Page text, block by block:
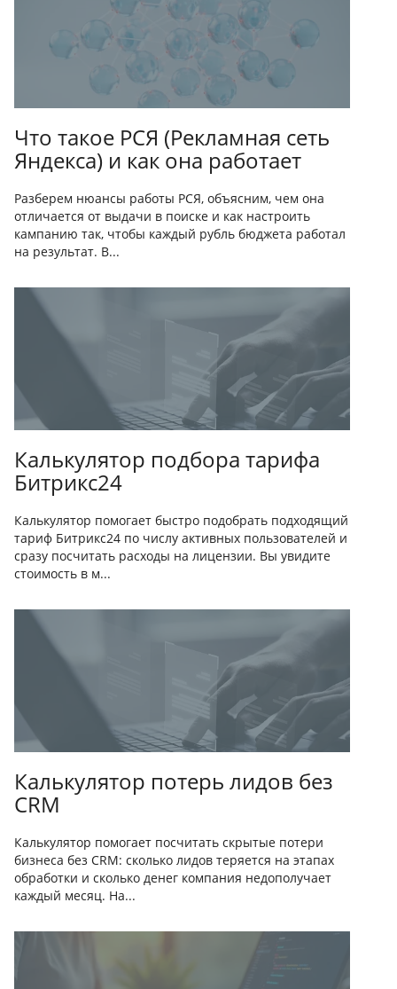
Что такое РСЯ (Рекламная сеть
Яндекса) и как она работает
Разберем нюансы работы РСЯ, объясним, чем она
отличается от выдачи в поиске и как настроить
кампанию так, чтобы каждый рубль бюджета работал
на результат. В...
Калькулятор подбора тарифа
Битрикс24
Калькулятор помогает быстро подобрать подходящий
тариф Битрикс24 по числу активных пользователей и
сразу посчитать расходы на лицензии. Вы увидите
стоимость в м...
Калькулятор потерь лидов без
CRM
Калькулятор помогает посчитать скрытые потери
бизнеса без CRM: сколько лидов теряется на этапах
обработки и сколько денег компания недополучает
каждый месяц. На...